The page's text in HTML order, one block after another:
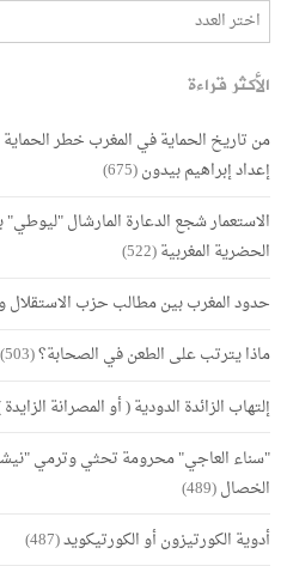
الأكثر قراءة
من تاريخ الحماية في المغرب خطر
إعداد إبراهيم بيدون(675)
الاستعمار شجع الدعارة المارشال
الحضرية المغربية(522)
حدود المغرب بين مطالب حزب الاستقلال
ماذا يترتب على الطعن في الصحابة؟(503)
إلتهاب الزائدة الدودية ( أو المصرانة
"سناء العاجي" محرومة تحثي وترمي
الخصال(489)
أدوية الكورتيزون أو الكورتيكويد(487)